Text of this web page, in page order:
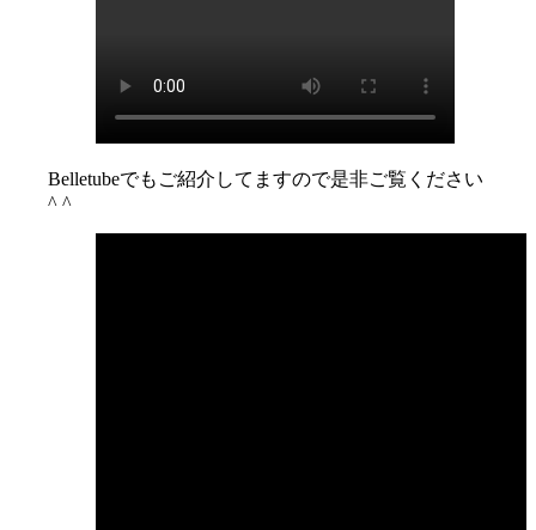
Belletubeでもご紹介してますので是非ご覧ください
^ ^